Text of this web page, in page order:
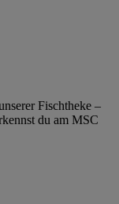
Fischtheke –
du am MSC